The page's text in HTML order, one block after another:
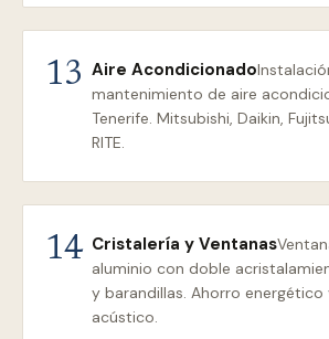
13 Aire Acondicionado
mantenimiento de aire
Tenerife. Mitsubishi, Daikin,
RITE.
14 Cristalería y Ventanas
aluminio con doble
y barandillas. Ahorro energético
acústico.